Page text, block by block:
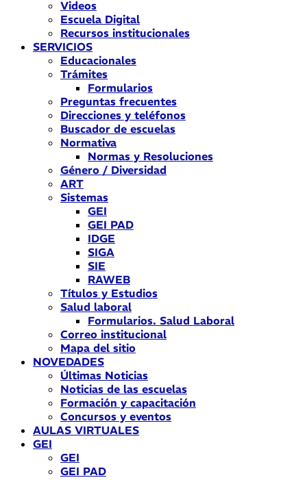
Videos
Escuela Digital
Recursos institucionales
SERVICIOS
Educacionales
Trámites
Formularios
Preguntas frecuentes
Direcciones y teléfonos
Buscador de escuelas
Normativa
Normas y Resoluciones
Género / Diversidad
ART
Sistemas
GEI
GEI PAD
IDGE
SIGA
SIE
RAWEB
Títulos y Estudios
Salud laboral
Formularios. Salud Laboral
Correo institucional
Mapa del sitio
NOVEDADES
Últimas Noticias
Noticias de las escuelas
Formación y capacitación
Concursos y eventos
AULAS VIRTUALES
GEI
GEI
GEI PAD